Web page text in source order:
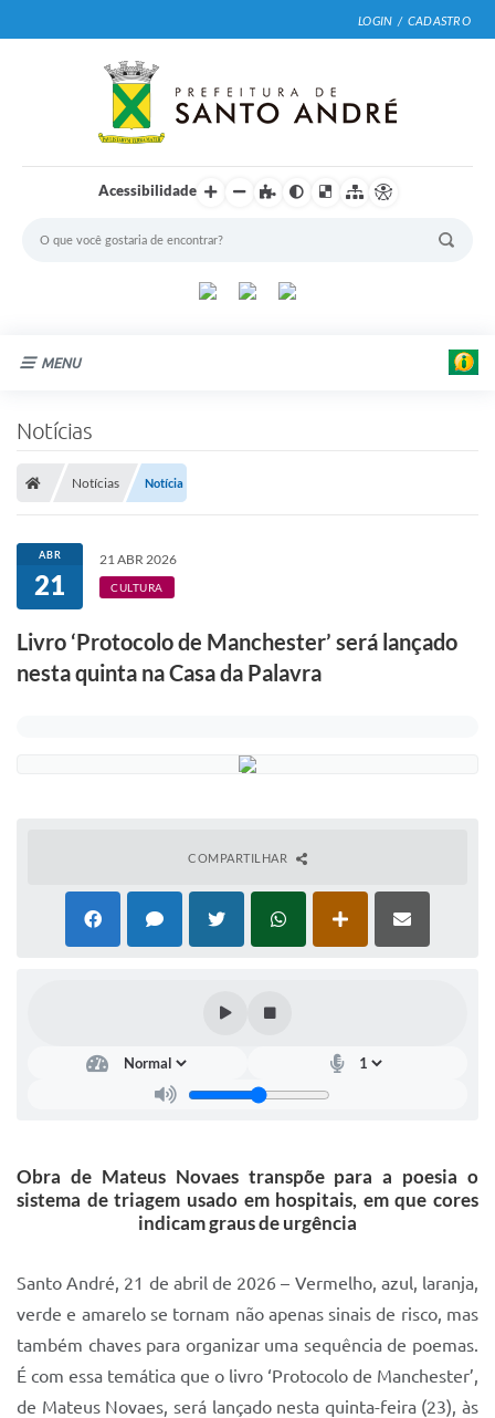
LOGIN / CADASTRO
Acessibilidade
MENU
Portal de Serviços
Transparência
Ônibus
Consultar Processos
Contas Públicas
Fale Conosco
FAQ - Perguntas Frequentes
Legislação
Lei de acesso à informação
Mobilidade Urbana Sustentável
Ouvidoria da Cidade
Passe Escolar
Parque Escola
Portal da Educação
Quadra Fiscal
Notícias
Notícias Notícia
ABR
21
21 ABR 2026
CULTURA
Livro ‘Protocolo de Manchester’ será lançado
nesta quinta na Casa da Palavra
COMPARTILHAR
Obra de Mateus Novaes transpõe para a poesia o
sistema de triagem usado em hospitais, em que cores
indicam graus de urgência
Santo André, 21 de abril de 2026 – Vermelho, azul, laranja,
verde e amarelo se tornam não apenas sinais de risco, mas
também chaves para organizar uma sequência de poemas.
É com essa temática que o livro ‘Protocolo de Manchester’,
de Mateus Novaes, será lançado nesta quinta-feira (23), às